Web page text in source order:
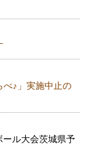
べ♪」実施中止の
ル大会茨城県予